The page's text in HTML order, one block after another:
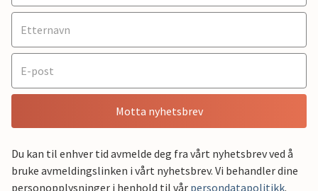
Motta nyhetsbrev
Du kan til enhver tid avmelde deg fra vårt nyhetsbrev ved å
bruke avmeldingslinken i vårt nyhetsbrev. Vi behandler dine
personopplysninger i henhold til vår persondatapolitikk.